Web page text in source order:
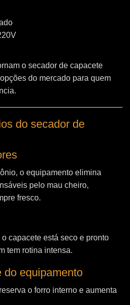
o secador de capacete
do mercado para quem
do secador de
o equipamento elimina
pelo mau cheiro,
fresco.
capacete está seco e pronto
tem rotina intensa.
do equipamento
o forro interno e aumenta